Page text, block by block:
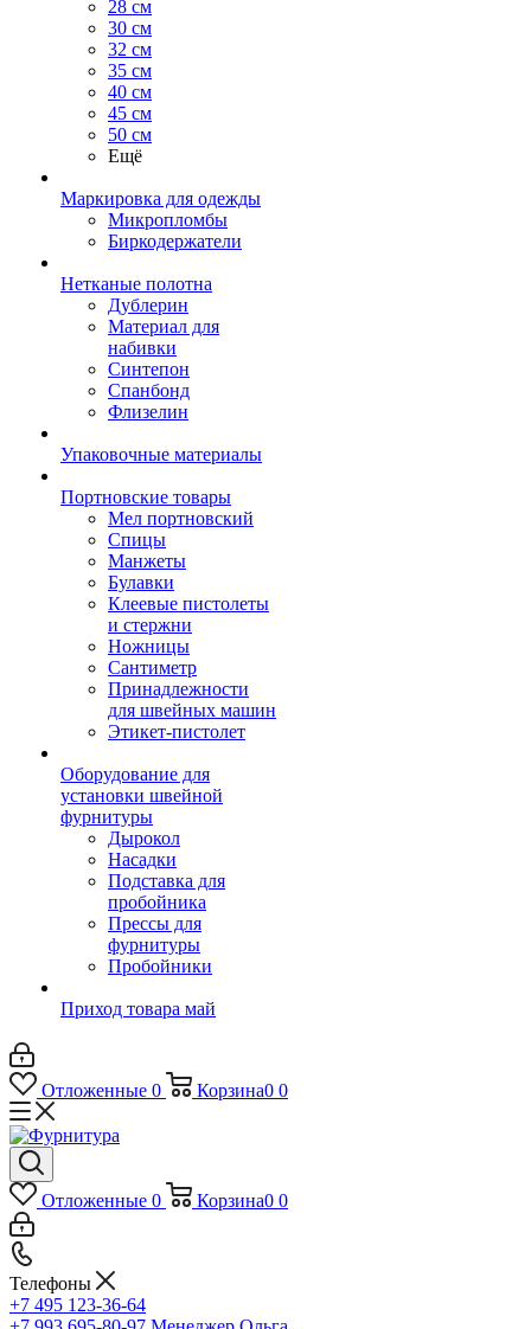
28 см
30 см
32 см
35 см
40 см
45 см
50 см
Ещё
Маркировка для одежды
Микропломбы
Биркодержатели
Нетканые полотна
Дублерин
Материал для
набивки
Синтепон
Спанбонд
Флизелин
Упаковочные материалы
Портновские товары
Мел портновский
Спицы
Манжеты
Булавки
Клеевые пистолеты
и стержни
Ножницы
Сантиметр
Принадлежности
для швейных машин
Этикет-пистолет
Оборудование для
установки швейной
фурнитуры
Дырокол
Насадки
Подставка для
пробойника
Прессы для
фурнитуры
Пробойники
Приход товара май
Отложенные 0 Корзина0 0
Отложенные 0 Корзина0 0
Телефоны
+7 495 123-36-64